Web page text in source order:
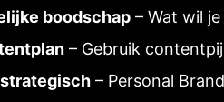
boodschap – Wat wil
– Gebruik
– Personal